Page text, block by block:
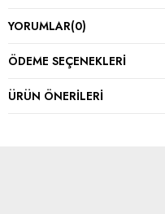
YORUMLAR(0)
ÖDEME SEÇENEKLERI
ÜRÜN ÖNERILERI